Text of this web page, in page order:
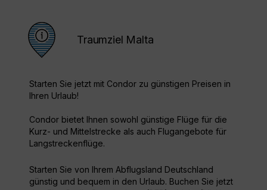
Traumziel Malta
Starten Sie jetzt mit Condor zu günstigen Preisen in
Ihren Urlaub!
Condor bietet Ihnen sowohl günstige Flüge für die
Kurz- und Mittelstrecke als auch Flugangebote für
Langstreckenflüge.
Starten Sie von Ihrem Abflugsland Deutschland
günstig und bequem in den Urlaub. Buchen Sie jetzt